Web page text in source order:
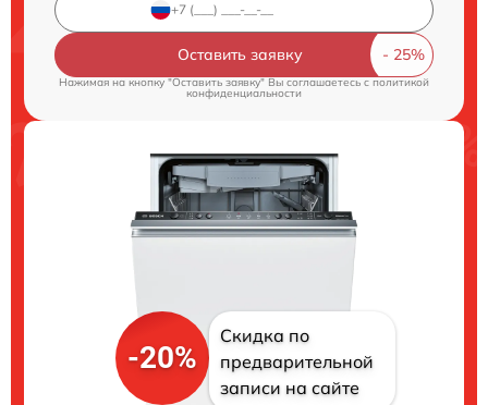
Оставить заявку
Нажимая на кнопку "Оставить заявку" Вы соглашаетесь cполитикой
конфиденциальности
-20%
Скидка по
предварительной
записи на сайте